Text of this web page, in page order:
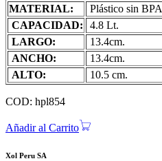
MATERIAL:
Plástico sin BPA
CAPACIDAD:
4.8 Lt.
LARGO:
13.4cm.
ANCHO:
13.4cm.
ALTO:
10.5 cm.
COD: hpl854
Añadir al Carrito
Xol Peru SA